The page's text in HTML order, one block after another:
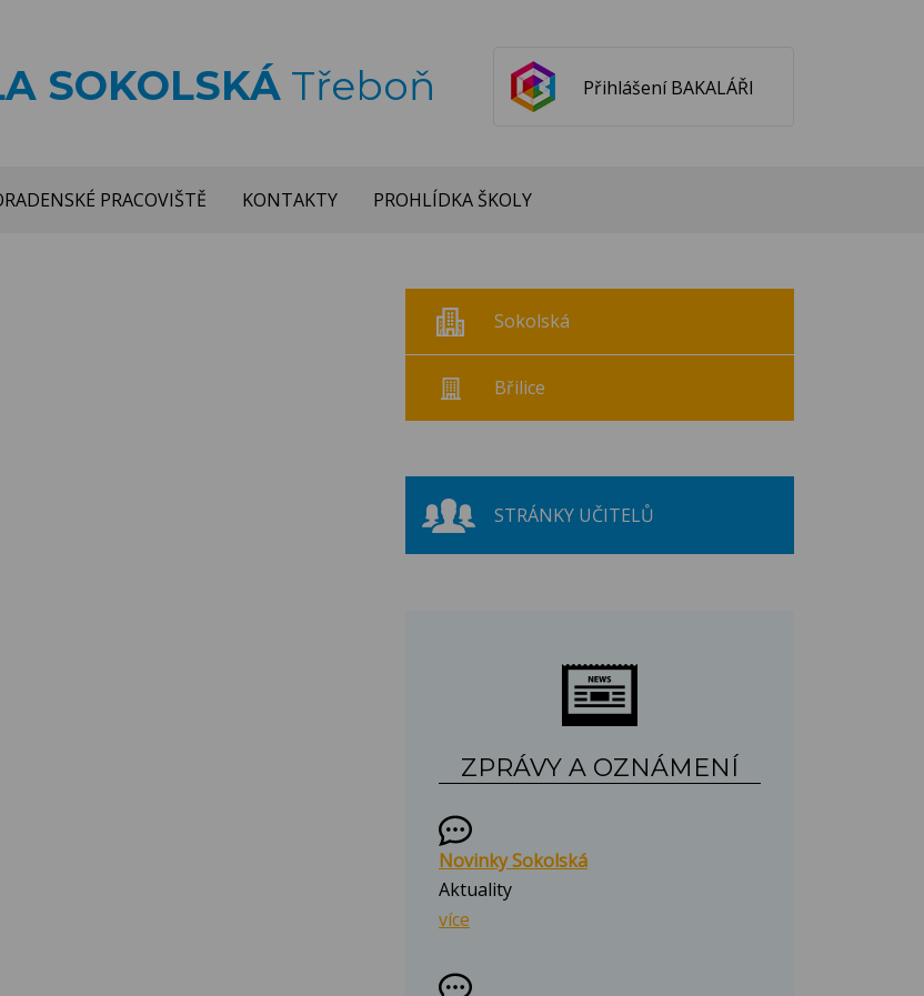
SOKOLSKÁ Třeboň Přihlášení BAKALÁŘI
PRACOVIŠTĚ KONTAKTY PROHLÍDKA ŠKOLY
Sokolská
Břilice
STRÁNKY UČITELŮ
ZPRÁVY A OZNÁMENÍ
Novinky Sokolská
Aktuality
více